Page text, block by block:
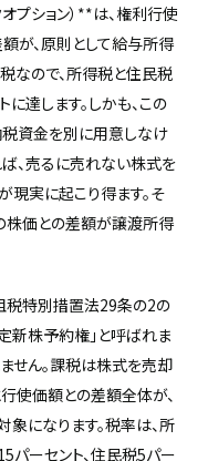
プション）**は、権利行使
が、原則として給与所得
なので、所得税と住民税
達します。しかも、この
資金を別に用意しなけ
、売るに売れない株式を
現実に起こり得ます。そ
株価との差額が譲渡所得
税特別措置法29条の2の
新株予約権」と呼ばれま
せん。課税は株式を売却
使価額との差額全体が、
になります。税率は、所
パーセント、住民税5パー